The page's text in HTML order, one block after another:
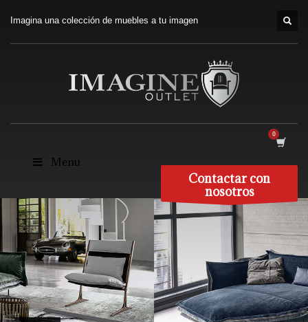
Imagina una colección de muebles a tu imagen
Menu
Contactar con
nosotros